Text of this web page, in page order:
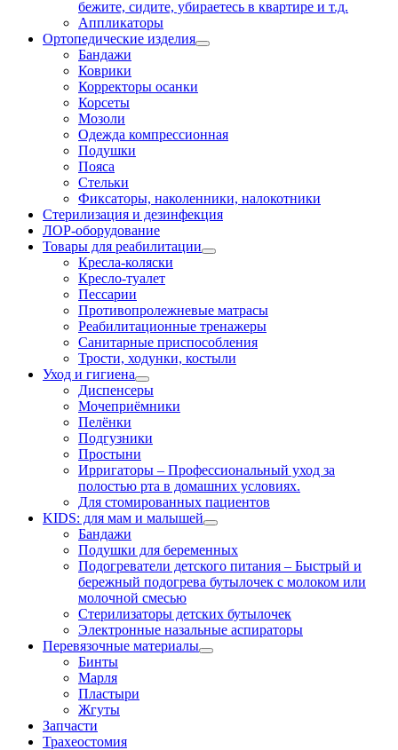
бежите, сидите, убираетесь в квартире и т.д.
Аппликаторы
Ортопедические изделия
Бандажи
Коврики
Корректоры осанки
Корсеты
Мозоли
Одежда компрессионная
Подушки
Пояса
Стельки
Фиксаторы, наколенники, налокотники
Стерилизация и дезинфекция
ЛОР-оборудование
Товары для реабилитации
Кресла-коляски
Кресло-туалет
Пессарии
Противопролежневые матрасы
Реабилитационные тренажеры
Санитарные приспособления
Трости, ходунки, костыли
Уход и гигиена
Диспенсеры
Мочеприёмники
Пелёнки
Подгузники
Простыни
Ирригаторы – Профессиональный уход за
полостью рта в домашних условиях.
Для стомированных пациентов
KIDS: для мам и малышей
Бандажи
Подушки для беременных
Подогреватели детского питания – Быстрый и
бережный подогрева бутылочек с молоком или
молочной смесью
Стерилизаторы детских бутылочек
Электронные назальные аспираторы
Перевязочные материалы
Бинты
Марля
Пластыри
Жгуты
Запчасти
Трахеостомия